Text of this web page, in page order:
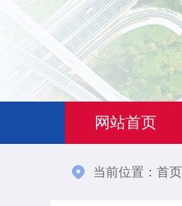
网站首页
当前位置： 首页